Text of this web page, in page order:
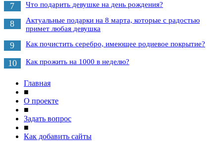
7 Что подарить девушке на день рождения?
8
Актуальные подарки на 8 марта, которые с радостью
примет любая девушка
9 Как почистить серебро, имеющее родиевое покрытие?
10 Как прожить на 1000 в неделю?
Главная
■
О проекте
■
Задать вопрос
■
Как добавить сайты